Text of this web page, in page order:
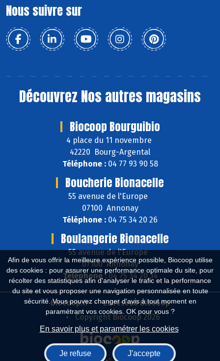
Afin de vous offrir la meilleure expérience possible, Biocoop utilise
des cookies : pour assurer une performance optimale du site, pour
récolter des statistiques afin d'analyser le trafic et la performance
du site et vous proposer une navigation personnalisée en toute
sécurité. Vous pouvez changer d'avis à tout moment en
paramétrant vos cookies. OK pour vous ?
En savoir plus et paramétrer les cookies
Je refuse J'accepte
Nous suivre sur
Découvrez Nos autres magasins
Biocoop Bourguibio
4 place du 11 novembre
42220 Bourg-Argental
Téléphone :04 77 93 90 58
Boucherie Bionacelle
55 avenue de l'Europe
07100 Annonay
Téléphone : 04 75 34 20 26
Boulangerie Bionacelle
55 avenue de l'Europe
07100 Annonay
Téléphone :04 75 34 20 14
Biocoop.fr
Le réseau Biocoop
Copyright Biocoop 2026